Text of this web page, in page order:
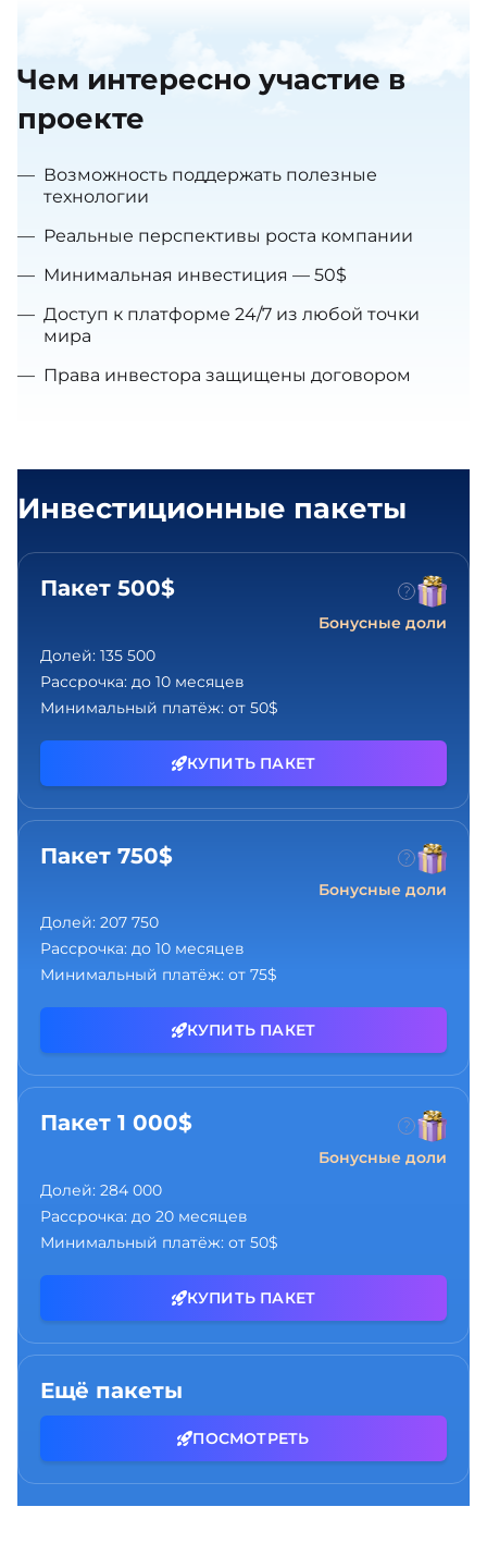
Чем интересно участие в
проекте
— Возможность поддержать полезные
технологии
— Реальные перспективы роста компании
— Минимальная инвестиция — 50$
— Доступ к платформе 24/7 из любой точки
мира
— Права инвестора защищены договором
Инвестиционные пакеты
Пакет 500$
Бонусные доли
Долей: 135 500
Рассрочка: до 10 месяцев
Минимальный платёж: от 50$
КУПИТЬ ПАКЕТ
Пакет 750$
Бонусные доли
Долей: 207 750
Рассрочка: до 10 месяцев
Минимальный платёж: от 75$
КУПИТЬ ПАКЕТ
Пакет 1 000$
Бонусные доли
Долей: 284 000
Рассрочка: до 20 месяцев
Минимальный платёж: от 50$
КУПИТЬ ПАКЕТ
Ещё пакеты
ПОСМОТРЕТЬ